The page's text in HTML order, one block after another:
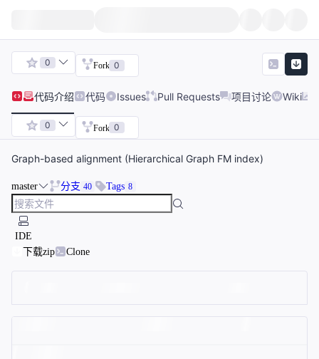
0 Fork 0
代码介绍 代码 Issues Pull Requests 项目讨论 Wiki
0 Fork 0
Graph-based alignment (Hierarchical Graph FM index)
master 分支 40 Tags 8
IDE
下载zip
Clone